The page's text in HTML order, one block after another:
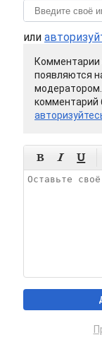
или
Комментарии
появляются
комментарий
  